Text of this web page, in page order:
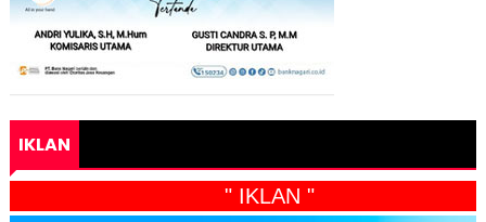
IKLAN
" IKLAN "